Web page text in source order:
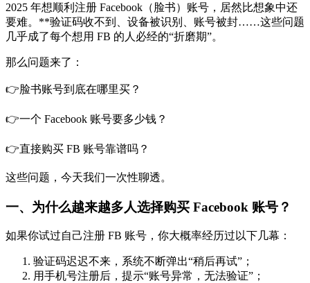
2025 年想顺利注册 Facebook（脸书）账号，居然比想象中还
要难。**验证码收不到、设备被识别、账号被封……这些问题
几乎成了每个想用 FB 的人必经的“折磨期”。
那么问题来了：
👉脸书账号到底在哪里买？
👉一个 Facebook 账号要多少钱？
👉直接购买 FB 账号靠谱吗？
这些问题，今天我们一次性聊透。
一、为什么越来越多人选择购买 Facebook 账号？
如果你试过自己注册 FB 账号，你大概率经历过以下几幕：
验证码迟迟不来，系统不断弹出“稍后再试”；
用手机号注册后，提示“账号异常，无法验证”；